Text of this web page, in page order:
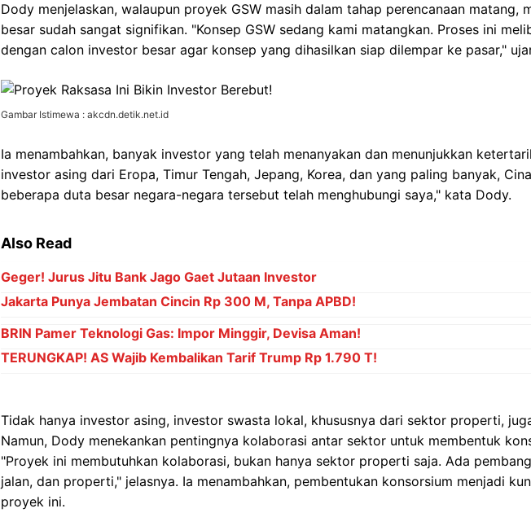
Dody menjelaskan, walaupun proyek GSW masih dalam tahap perencanaan matang,
besar sudah sangat signifikan. "Konsep GSW sedang kami matangkan. Proses ini
dengan calon investor besar agar konsep yang dihasilkan siap dilempar ke pasar,"
Gambar Istimewa : akcdn.detik.net.id
Ia menambahkan, banyak investor yang telah menanyakan dan menunjukkan
investor asing dari Eropa, Timur Tengah, Jepang, Korea, dan yang paling banyak,
beberapa duta besar negara-negara tersebut telah menghubungi saya," kata Dody.
Also Read
Geger! Jurus Jitu Bank Jago Gaet Jutaan Investor
Jakarta Punya Jembatan Cincin Rp 300 M, Tanpa APBD!
BRIN Pamer Teknologi Gas: Impor Minggir, Devisa Aman!
TERUNGKAP! AS Wajib Kembalikan Tarif Trump Rp 1.790 T!
Tidak hanya investor asing, investor swasta lokal, khususnya dari sektor properti,
Namun, Dody menekankan pentingnya kolaborasi antar sektor untuk membentuk
"Proyek ini membutuhkan kolaborasi, bukan hanya sektor properti saja. Ada
jalan, dan properti," jelasnya. Ia menambahkan, pembentukan konsorsium menjadi
proyek ini.